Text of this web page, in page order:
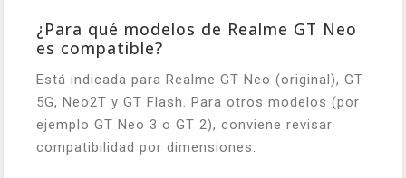
¿Para qué modelos de Realme GT Neo
es compatible?
Está indicada para Realme GT Neo (original), GT
5G, Neo2T y GT Flash. Para otros modelos (por
ejemplo GT Neo 3 o GT 2), conviene revisar
compatibilidad por dimensiones.